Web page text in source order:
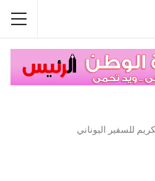
للسفير اليوناني